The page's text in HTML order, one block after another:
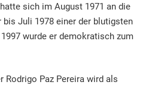
sich im August 1971 an die
Juli 1978 einer der blutigsten
wurde er demokratisch zum
Rodrigo Paz Pereira wird als